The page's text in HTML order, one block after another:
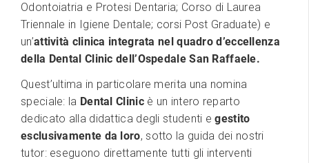
Odontoiatria e Protesi Dentaria; Corso di Laurea
Triennale in Igiene Dentale; corsi Post Graduate) e
un’attività clinica integrata nel quadro d’eccellenza
della Dental Clinic dell’Ospedale San Raffaele.
Quest’ultima in particolare merita una nomina
speciale: la Dental Clinic è un intero reparto
dedicato alla didattica degli studenti egestito
esclusivamente da loro, sotto la guida dei nostri
tutor: eseguono direttamente tutti gli interventi